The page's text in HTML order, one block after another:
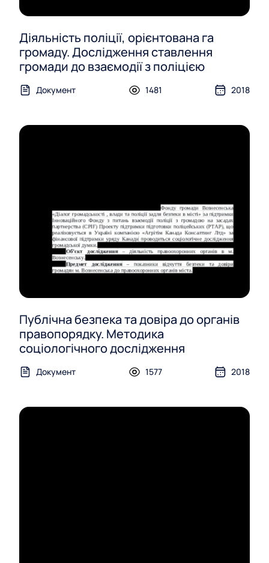
Діяльність поліції, орієнтована га
громаду. Дослідження ставлення
громади до взаємодії з поліцією
Документ 1481 2018
Публічна безпека та довіра до органів
правопорядку. Методика
соціологічного дослідження
Документ 1577 2018